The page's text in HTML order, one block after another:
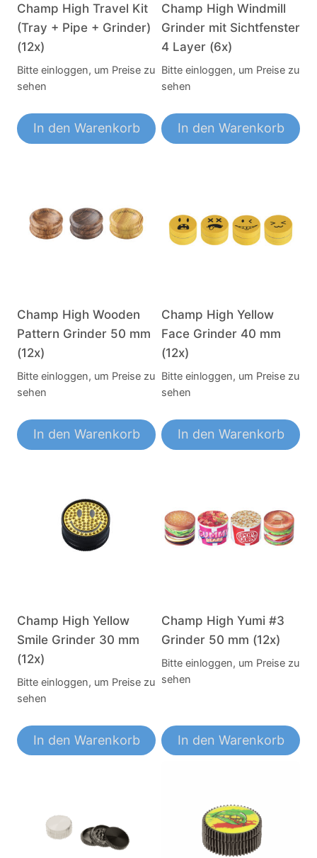
Champ High Travel Kit
(Tray + Pipe + Grinder)
(12x)
Bitte einloggen, um Preise zu
sehen
In den Warenkorb
Champ High Windmill
Grinder mit Sichtfenster
4 Layer (6x)
Bitte einloggen, um Preise zu
sehen
In den Warenkorb
Champ High Wooden
Pattern Grinder 50 mm
(12x)
Bitte einloggen, um Preise zu
sehen
In den Warenkorb
Champ High Yellow
Face Grinder 40 mm
(12x)
Bitte einloggen, um Preise zu
sehen
In den Warenkorb
Champ High Yellow
Smile Grinder 30 mm
(12x)
Bitte einloggen, um Preise zu
sehen
In den Warenkorb
Champ High Yumi #3
Grinder 50 mm (12x)
Bitte einloggen, um Preise zu
sehen
In den Warenkorb